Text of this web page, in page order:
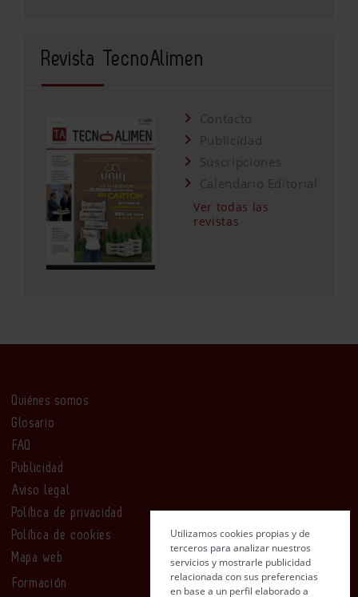
Revista TecnoAlimen
Contacto
Publicidad
Suscripciones
Calendario Editorial
Ver todas las
revistas
Quiénes somos
Glosario
FAQ
Publicidad
Aviso legal
Política de privacidad
Política de cookies
Mapa web
Formación
Utilizamos cookies propias y de
terceros para analizar nuestros
servicios y mostrarle publicidad
relacionada con sus preferencias
en base a un perfil elaborado a